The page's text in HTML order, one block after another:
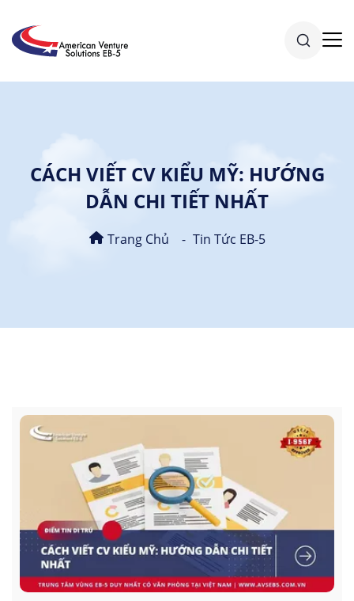
CÁCH VIẾT CV KIỂU MỸ: HƯỚNG
DẪN CHI TIẾT NHẤT
Trang Chủ Tin Tức EB-5